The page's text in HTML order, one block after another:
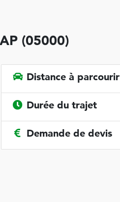
(05000)
Distance à parcourir
Durée du trajet
Demande de devis